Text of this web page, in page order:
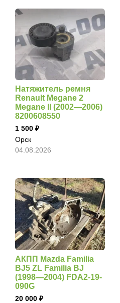
Натяжитель ремня
Renault Megane 2
Megane II (2002—2006)
8200608550
1 500
Орск
04.08.2026
АКПП Mazda Familia
BJ5 ZL Familia BJ
(1998—2004) FDA2-19-
090G
20 000